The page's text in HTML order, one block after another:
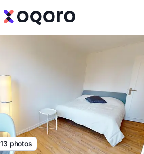
13 photos